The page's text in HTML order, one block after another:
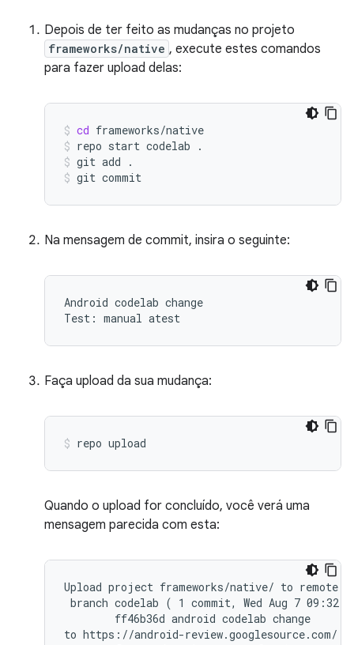
Depois de ter feito as mudanças no projeto
frameworks/native , execute estes comandos
para fazer upload delas:
cd frameworks/native
repo start codelab
.
git add
.
git commit
Na mensagem de commit, insira o seguinte:
Android codelab change
Faça upload da sua mudança:
repo upload
Quando o upload for concluído, você verá uma
mensagem parecida com esta:
Upload project frameworks/native/ to remote
branch codelab ( 1 commit, Wed Aug 7
        ff46b36d android codelab change
to https://android-review.googlesource.com/